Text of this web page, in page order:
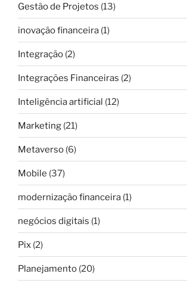
Gestão de Projetos (13)
inovação financeira (1)
Integração (2)
Integrações Financeiras (2)
Inteligência artificial (12)
Marketing (21)
Metaverso (6)
Mobile (37)
modernização financeira (1)
negócios digitais (1)
Pix (2)
Planejamento (20)